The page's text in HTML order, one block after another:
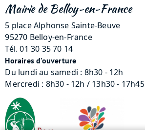
Mairie de Belloy-en-France
5 place Alphonse Sainte-Beuve
95270 Belloy-en-France
Tél. 01 30 35 70 14
Horaires d'ouverture
Du lundi au samedi : 8h30 - 12h
Mercredi : 8h30 - 12h / 13h30 - 17h45